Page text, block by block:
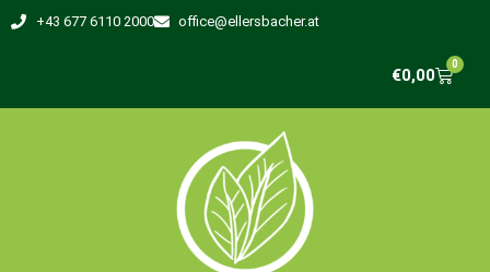
+43 677 6110 2000 office@ellersbacher.at
€0,00
0